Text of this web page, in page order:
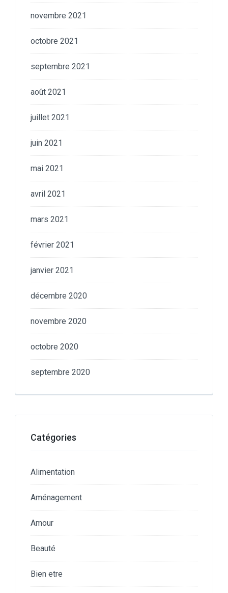
novembre 2021
octobre 2021
septembre 2021
août 2021
juillet 2021
juin 2021
mai 2021
avril 2021
mars 2021
février 2021
janvier 2021
décembre 2020
novembre 2020
octobre 2020
septembre 2020
Catégories
Alimentation
Aménagement
Amour
Beauté
Bien etre